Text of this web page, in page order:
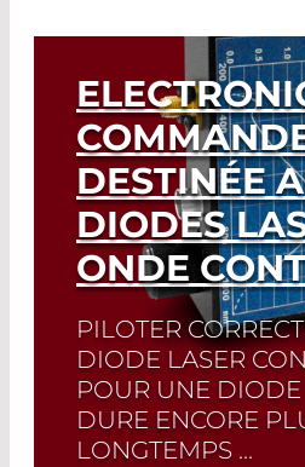
DESTINÉE
DIODES
ONDE
PILOTER
DIODE LASER
POUR UNE DIODE
DURE ENCORE
LONGTEMPS ...